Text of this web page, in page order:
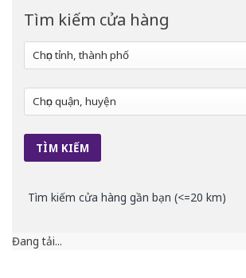
Tìm kiếm cửa hàng
Tìm kiếm cửa hàng gần bạn (<=20 km)
Đang tải...